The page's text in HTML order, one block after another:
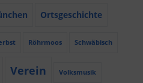
Ortsgeschichte
Röhrmoos Schwäbisch
Verein Volksmusik